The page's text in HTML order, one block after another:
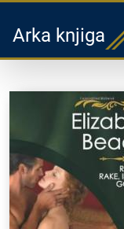
Arka knjiga